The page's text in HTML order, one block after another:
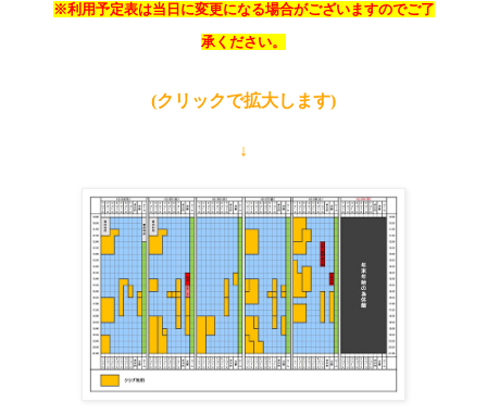
※利用予定表は当日に変更になる場合がございますのでご了
承ください。
(クリックで拡大します)
↓